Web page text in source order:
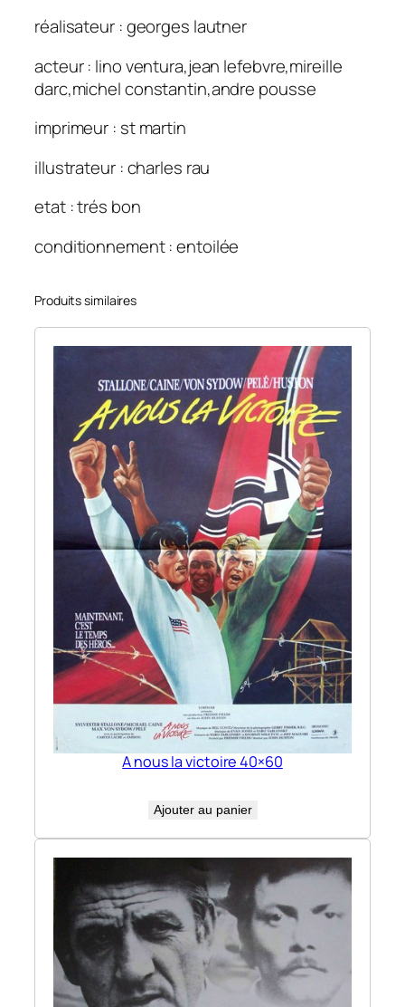
réalisateur : georges lautner
acteur : lino ventura,jean lefebvre,mireille
darc,michel constantin,andre pousse
imprimeur : st martin
illustrateur : charles rau
etat : trés bon
conditionnement : entoilée
Produits similaires
A nous la victoire 40×60
Ajouter au panier